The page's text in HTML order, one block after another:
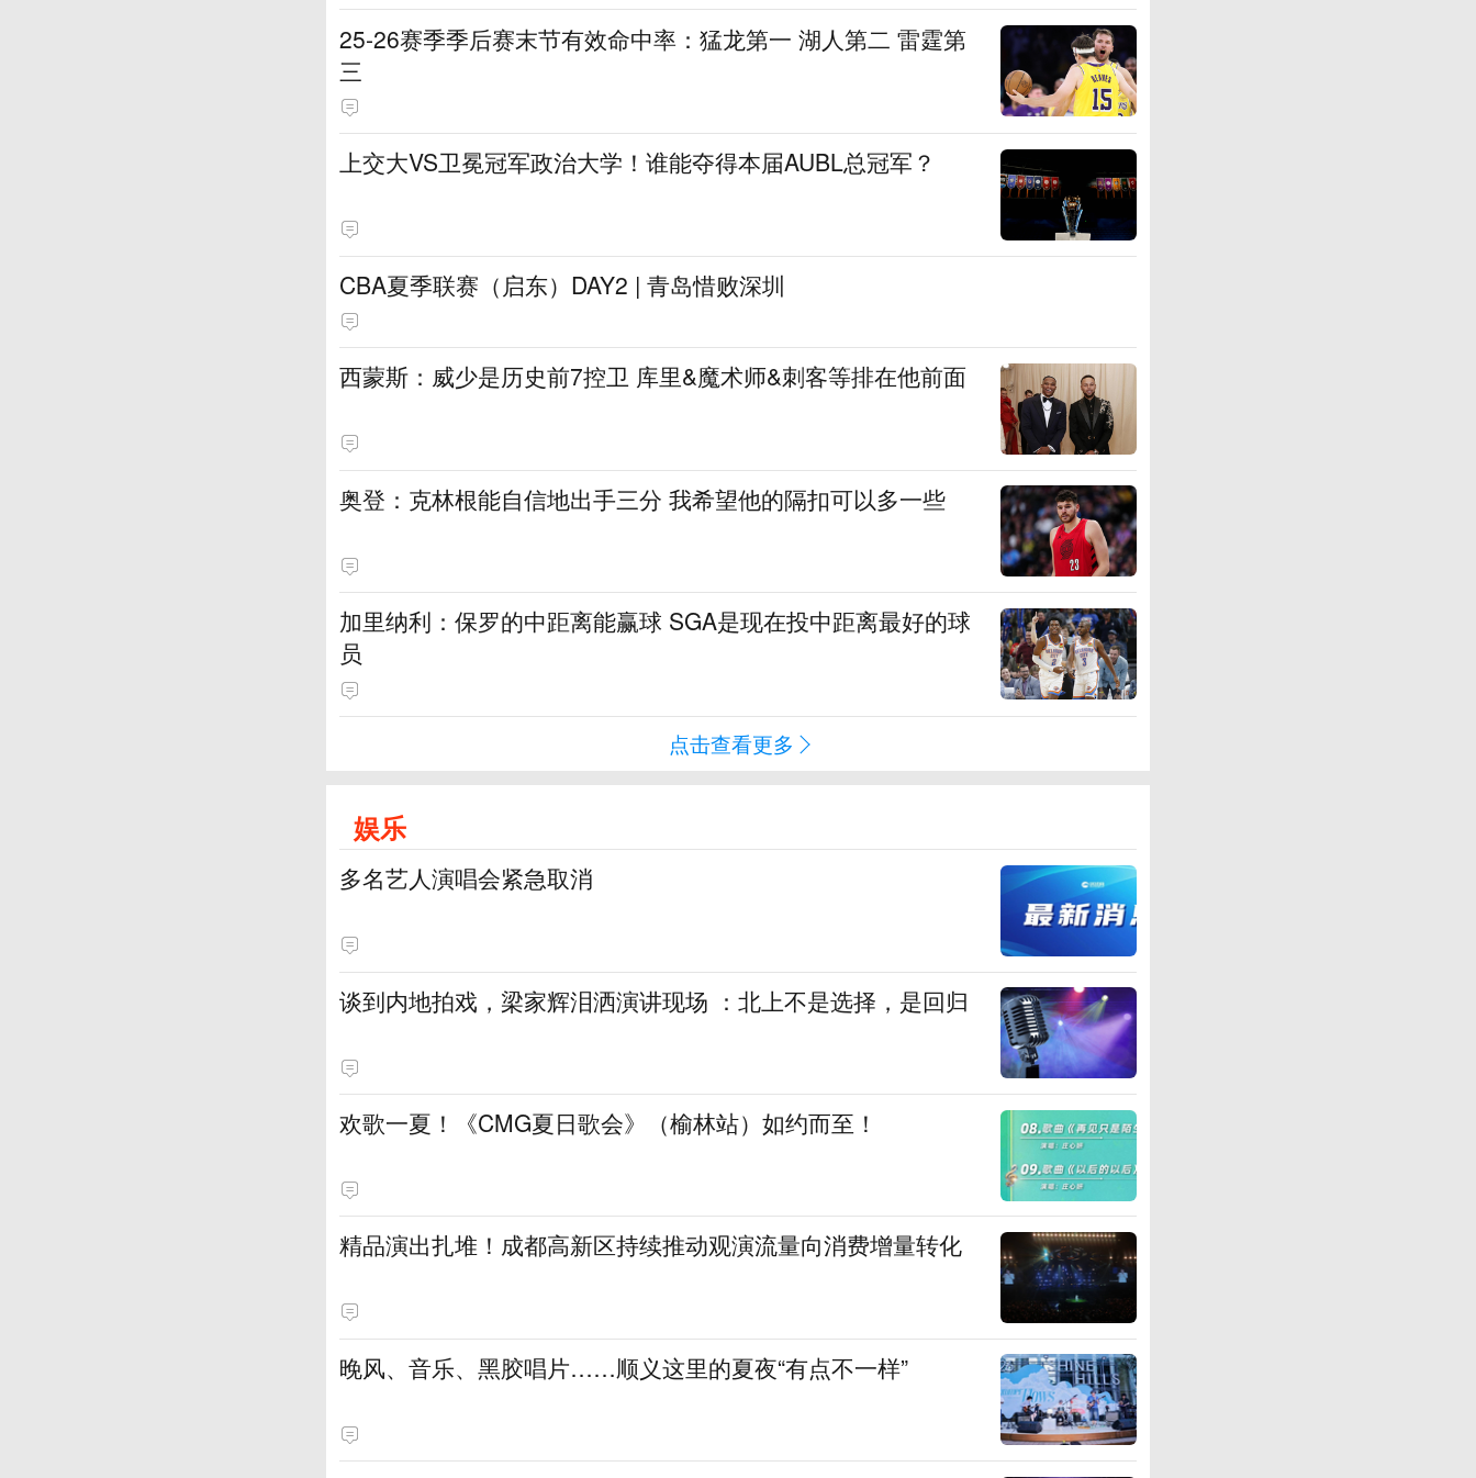
25-26赛季季后赛末节有效命中率：猛龙第一 湖人第二 雷霆第
三
上交大VS卫冕冠军政治大学！谁能夺得本届AUBL总冠军？
CBA夏季联赛（启东）DAY2 | 青岛惜败深圳
西蒙斯：威少是历史前7控卫 库里&魔术师&刺客等排在他前面
奥登：克林根能自信地出手三分 我希望他的隔扣可以多一些
加里纳利：保罗的中距离能赢球 SGA是现在投中距离最好的球
员
点击查看更多
娱乐
多名艺人演唱会紧急取消
谈到内地拍戏，梁家辉泪洒演讲现场 ：北上不是选择，是回归
欢歌一夏！《CMG夏日歌会》（榆林站）如约而至！
精品演出扎堆！成都高新区持续推动观演流量向消费增量转化
晚风、音乐、黑胶唱片……顺义这里的夏夜“有点不一样”